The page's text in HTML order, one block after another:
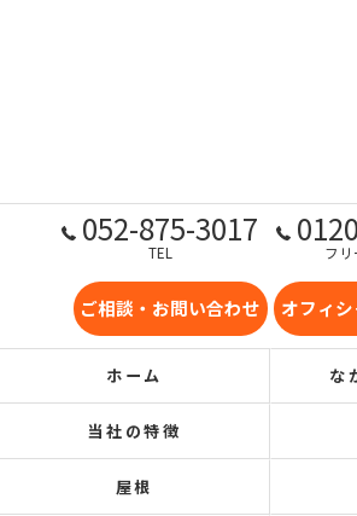
052-875-3017
TEL フ
ご相談・お問い合わせ オフィ
ホーム な
当社の特徴
屋根